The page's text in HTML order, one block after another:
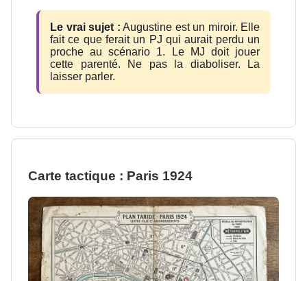
Le vrai sujet : Augustine est un miroir. Elle
fait ce que ferait un PJ qui aurait perdu un
proche au scénario 1. Le MJ doit jouer
cette parenté. Ne pas la diaboliser. La
laisser parler.
Carte tactique : Paris 1924